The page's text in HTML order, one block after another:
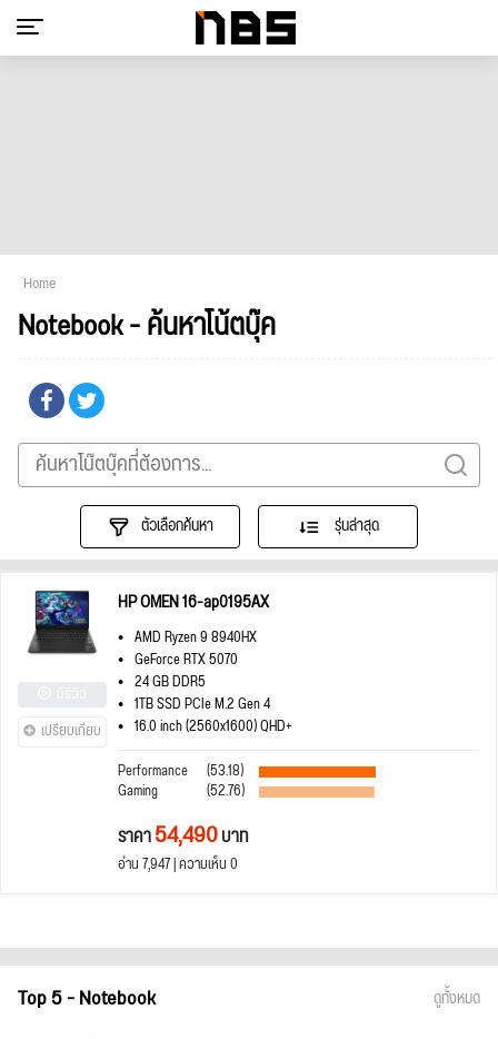
Home
Notebook - ค้นหาโน้ตบุ๊ค
ตัวเลือกค้นหา รุ่นล่าสุด
เปรียบเทียบ
HP OMEN 16-ap0195AX
AMD Ryzen 9 8940HX
GeForce RTX 5070
24 GB DDR5
1TB SSD PCIe M.2 Gen 4
16.0 inch (2560x1600) QHD+
Performance
(53.18)
Gaming (52.76)
ราคา54,490บาท
อ่าน 7,947 | ความเห็น 0
Top 5 - Notebook ดูทั้งหมด